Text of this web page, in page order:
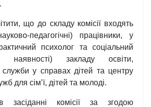
що до складу комісії входять
педагогічні) працівники, у
психолог та соціальний
наявності) закладу освіти,
служби у справах дітей та центру
для сім’ї, дітей та молоді.
комісії за згодою